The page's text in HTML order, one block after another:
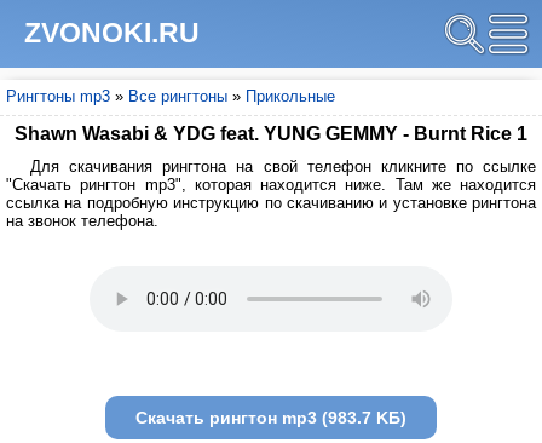
ZVONOKI.RU
Рингтоны mp3 » Все рингтоны » Прикольные
Shawn Wasabi & YDG feat. YUNG GEMMY - Burnt Rice 1
Для скачивания рингтона на свой телефон кликните по ссылке
"Скачать рингтон mp3", которая находится ниже. Там же находится
ссылка на подробную инструкцию по скачиванию и установке рингтона
на звонок телефона.
Скачать рингтон mp3 (983.7 KБ)